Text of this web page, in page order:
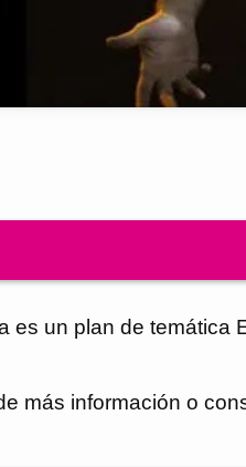
es un plan de
más información o